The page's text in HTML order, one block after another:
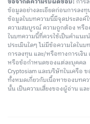
ข้อมูลอย่างละเอียดก่อนการลง
ข้อมูลในบทความนี้มีจุดประสงค์
ความสมบูรณ์ ความถูกต้อง หรือ
ในบทความนี้ที่ควรใช้เป็นคำแน
ประเมินใดๆ ไม่มีข้อความใดใน
การลงทุน และ/หรือทางการเงิ
หรือข้อกำหนดของแต่ละบุคคล
Cryptosiam และบริษัทในเครือ
ทั้งหมดเกี่ยวกับเนื้อหาของบทค
นั้น เป็นความเสี่ยงของผู้อ่าน แล